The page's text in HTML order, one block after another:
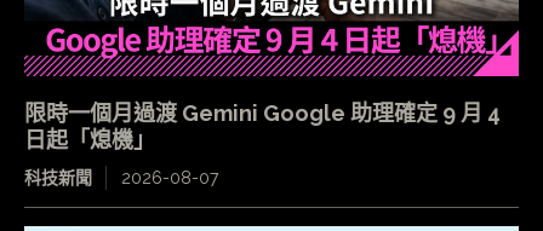
限時一個月過渡 Gemini Google 助理確定 9 月 4
日起「熄機」
科技新聞 2026-08-07